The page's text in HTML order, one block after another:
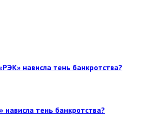
нависла тень банкротства?
тень банкротства?